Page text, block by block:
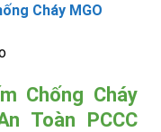
Cháy MGO
Chống Cháy
Toàn PCCC